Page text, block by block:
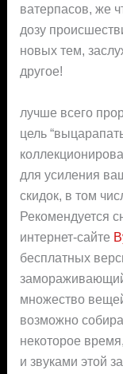
ватерпасов, же
дозу
новых тем,
другое!
лучше всего
цель
для усиления
скидок, в том
Рекомендуется
интернет-сайте
бесплатных
замораживающий
множество
возможно
некоторое
и звуками этой